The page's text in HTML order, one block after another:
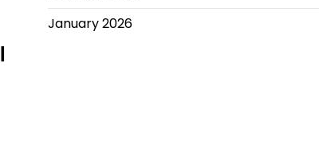
January 2026